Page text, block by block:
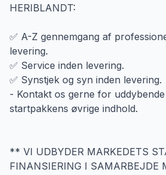
HERIBLANDT:
✅ A-Z gennemgang af
levering.
✅ Service inden levering.
✅ Synstjek og syn inden levering.
- Kontakt os gerne for
startpakkens øvrige indhold.
** VI UDBYDER MARKEDETS
FINANSIERING I SAMARBEJDE